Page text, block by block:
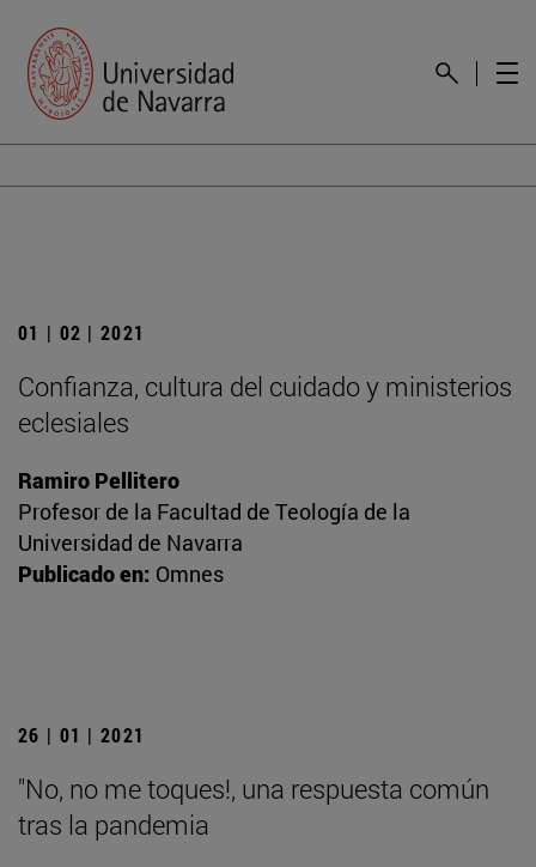
01 | 02 | 2021
Confianza, cultura del cuidado y ministerios
eclesiales
Ramiro Pellitero
Profesor de la Facultad de Teología de la
Universidad de Navarra
Publicado en: Omnes
26 | 01 | 2021
"No, no me toques!, una respuesta común
tras la pandemia